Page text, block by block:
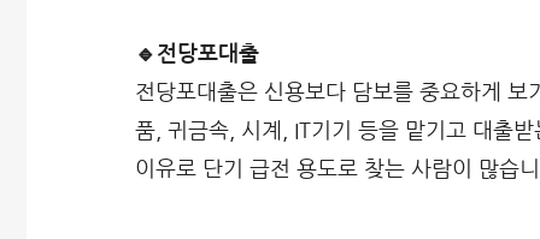
🔹전당포대출
전당포대출은 신용보다 담보를 중요하게
품, 귀금속, 시계, IT기기 등을 맡기고 대출
이유로 단기 급전 용도로 찾는 사람이 많습